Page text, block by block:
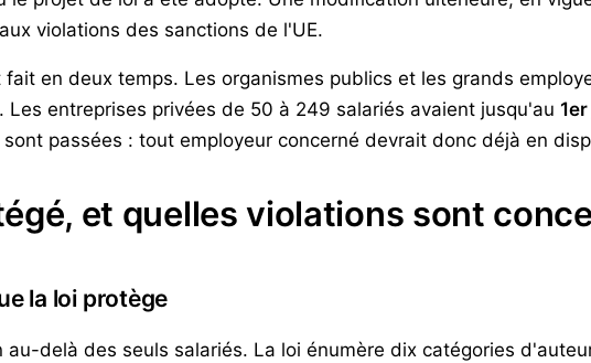
violations des sanctions de l'UE.
en deux temps. Les organismes publics et les grands
. Les entreprises privées de 50 à 249 salariés avaient jusqu'au
passées : tout employeur concerné devrait donc déjà en
et quelles violations sont
la loi protège
au-delà des seuls salariés. La loi énumère dix catégories